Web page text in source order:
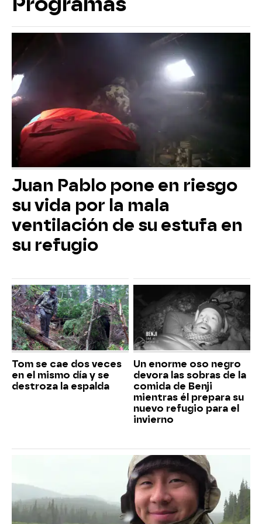
Juan Pablo pone en riesgo
su vida por la mala
ventilación de su estufa en
su refugio
Tom se cae dos veces
en el mismo día y se
destroza la espalda
Un enorme oso negro
devora las sobras de la
comida de Benji
mientras él prepara su
nuevo refugio para el
invierno